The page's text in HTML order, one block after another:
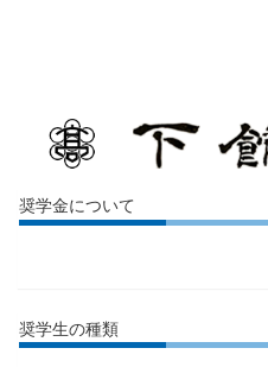
奨学金について
奨学生の種類